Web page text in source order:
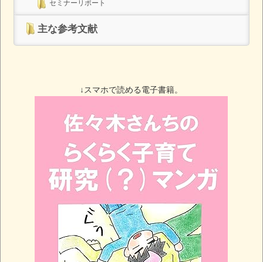
セミナーリポート
主な参考文献
↓スマホで読める電子書籍。